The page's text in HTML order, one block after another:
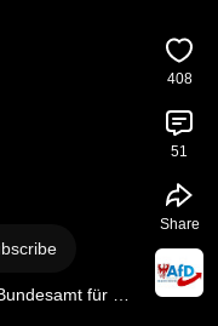
für
408
51
Share